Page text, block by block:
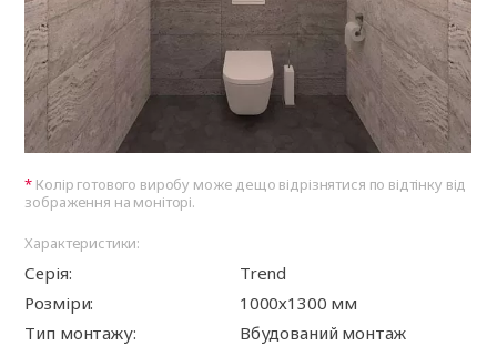
Колір готового виробу може дещо відрізнятися по відтінку від
зображення на моніторі.
Характеристики:
Серія:
Trend
Розміри:
1000х1300 мм
Тип монтажу:
Вбудований монтаж